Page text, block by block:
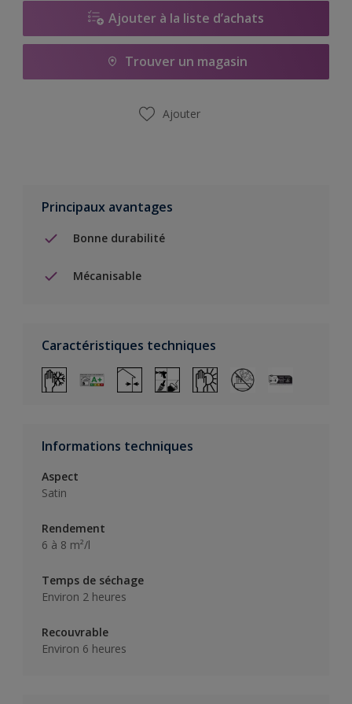
Ajouter à la liste d’achats
Trouver un magasin
Ajouter
Principaux avantages
Bonne durabilité
Mécanisable
Caractéristiques techniques
Informations techniques
Aspect
Satin
Rendement
6 à 8 m²/l
Temps de séchage
Environ 2 heures
Recouvrable
Environ 6 heures